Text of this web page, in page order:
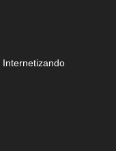
Internetizando